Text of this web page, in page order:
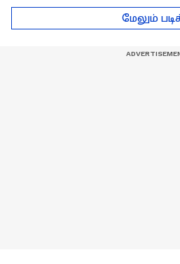
டெல்லி செல்லும் RCB
அணி !
மேலும்